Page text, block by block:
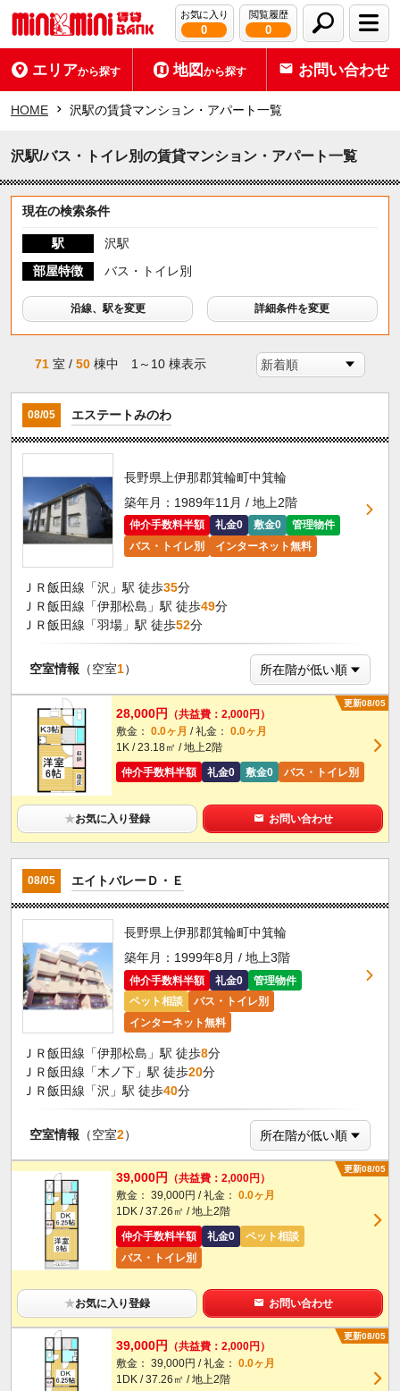
お気に入り
0
閲覧履歴
0
エリアから探す 地図から探す お問い合わせ
HOME 沢駅の賃貸マンション・アパート一覧
沢駅/バス・トイレ別の賃貸マンション・アパート一覧
現在の検索条件
駅
沢駅
部屋特徴
バス・トイレ別
沿線、駅を変更 詳細条件を変更
71 室 /50 棟中 1～10 棟表示
08/05 エステートみのわ
長野県上伊那郡箕輪町中箕輪
築年月：1989年11月 / 地上2階
仲介手数料半額 礼金0 敷金0
管理物件
バス・トイレ別
インターネット無料
ＪＲ飯田線「沢」駅 徒歩35分
ＪＲ飯田線「伊那松島」駅 徒歩49分
ＪＲ飯田線「羽場」駅 徒歩52分
空室情報 （空室1）
更新08/05
28,000円
（共益費：2,000円）
敷金： 0.0ヶ月 / 礼金： 0.0ヶ月
1K / 23.18㎡ / 地上2階
仲介手数料半額
礼金0 敷金0 バス・トイレ別
★お気に入り登録 お問い合わせ
08/05 エイトバレーＤ・Ｅ
長野県上伊那郡箕輪町中箕輪
築年月：1999年8月 / 地上3階
仲介手数料半額 礼金0
管理物件
ペット相談
バス・トイレ別
インターネット無料
ＪＲ飯田線「伊那松島」駅 徒歩8分
ＪＲ飯田線「木ノ下」駅 徒歩20分
ＪＲ飯田線「沢」駅 徒歩40分
空室情報 （空室2）
更新08/05
39,000円
（共益費：2,000円）
敷金： 39,000円 / 礼金： 0.0ヶ月
1DK / 37.26㎡ / 地上2階
仲介手数料半額
礼金0
ペット相談
バス・トイレ別
★お気に入り登録 お問い合わせ
更新08/05
39,000円
（共益費：2,000円）
敷金： 39,000円 / 礼金： 0.0ヶ月
1DK / 37.26㎡ / 地上2階